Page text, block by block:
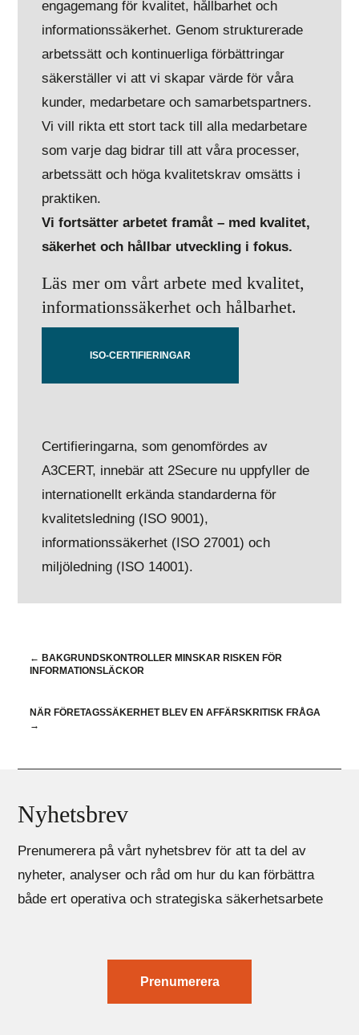
engagemang för kvalitet, hållbarhet och
informationssäkerhet. Genom strukturerade
arbetssätt och kontinuerliga förbättringar
säkerställer vi att vi skapar värde för våra
kunder, medarbetare och samarbetspartners.
Vi vill rikta ett stort tack till alla medarbetare
som varje dag bidrar till att våra processer,
arbetssätt och höga kvalitetskrav omsätts i
praktiken.
Vi fortsätter arbetet framåt – med kvalitet,
säkerhet och hållbar utveckling i fokus.
Läs mer om vårt arbete med kvalitet,
informationssäkerhet och hålbarhet.
ISO-CERTIFIERINGAR
Certifieringarna, som genomfördes av
A3CERT, innebär att 2Secure nu uppfyller de
internationellt erkända standarderna för
kvalitetsledning (ISO 9001),
informationssäkerhet (ISO 27001) och
miljöledning (ISO 14001).
← BAKGRUNDSKONTROLLER MINSKAR RISKEN FÖR
INFORMATIONSLÄCKOR
NÄR FÖRETAGSSÄKERHET BLEV EN AFFÄRSKRITISK FRÅGA
→
Nyhetsbrev
Prenumerera på vårt nyhetsbrev för att ta del av
nyheter, analyser och råd om hur du kan förbättra
både ert operativa och strategiska säkerhetsarbete
Prenumerera